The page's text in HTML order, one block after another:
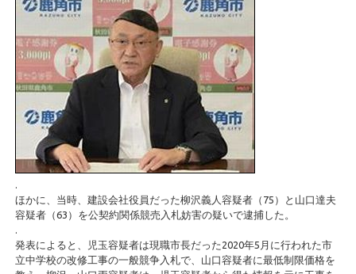
.
ほかに、当時、建設会社役員だった柳沢義人容疑者（75）と山口達夫
容疑者（63）を公契約関係競売入札妨害の疑いで逮捕した。
.
発表によると、児玉容疑者は現職市長だった2020年5月に行われた市
立中学校の改修工事の一般競争入札で、山口容疑者に最低制限価格を